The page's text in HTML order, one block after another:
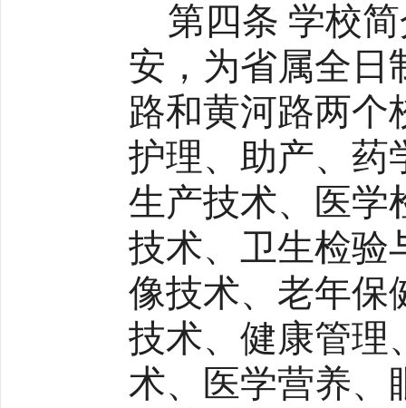
第四条 学校
安，为省属全日
路和黄河路两个
护理、助产、药
生产技术、医学
技术、卫生检验
像技术、老年保
技术、健康管理
术、医学营养、